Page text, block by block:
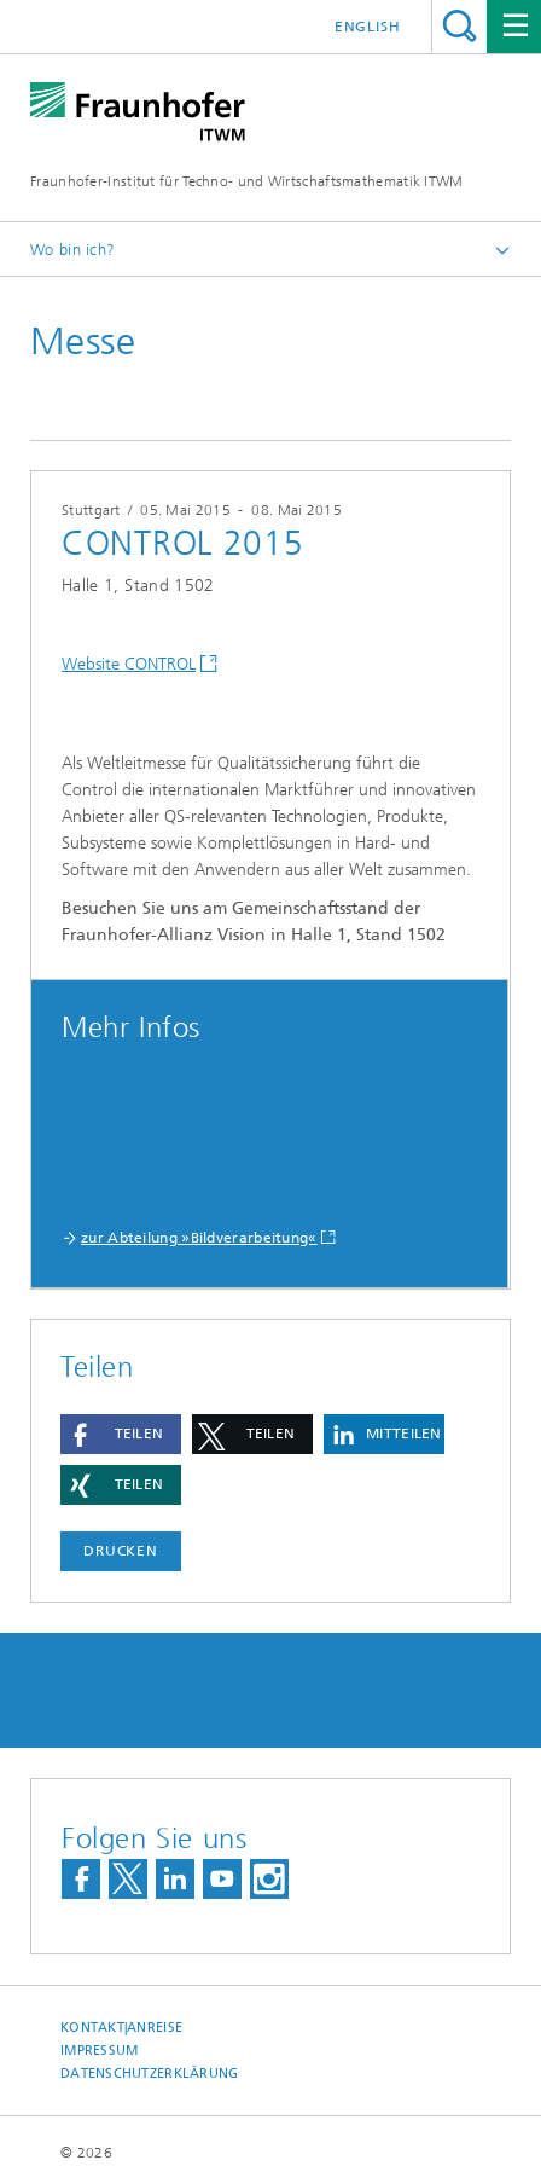
Fraunhofer-Institut für Techno- und Wirtschaftsmathematik ITWM
ENGLISH
Wo bin ich?
Messe
Stuttgart /05. Mai 2015 -08. Mai 2015
CONTROL 2015
Halle 1, Stand 1502
Website CONTROL
Als Weltleitmesse für Qualitätssicherung führt die
Control die internationalen Marktführer und innovativen
Anbieter aller QS-relevanten Technologien, Produkte,
Subsysteme sowie Komplettlösungen in Hard- und
Software mit den Anwendern aus aller Welt zusammen.
Besuchen Sie uns am Gemeinschaftsstand der
Fraunhofer-Allianz Vision in Halle 1, Stand 1502
Mehr Infos
zur Abteilung »Bildverarbeitung«
Teilen
TEILEN TEILEN MITTEILEN
TEILEN
DRUCKEN
Folgen Sie uns
KONTAKT|ANREISE
IMPRESSUM
DATENSCHUTZERKLÄRUNG
© 2026